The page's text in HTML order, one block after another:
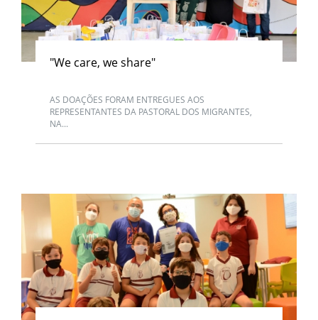
"We care, we share"
AS DOAÇÕES FORAM ENTREGUES AOS
REPRESENTANTES DA PASTORAL DOS MIGRANTES,
NA...